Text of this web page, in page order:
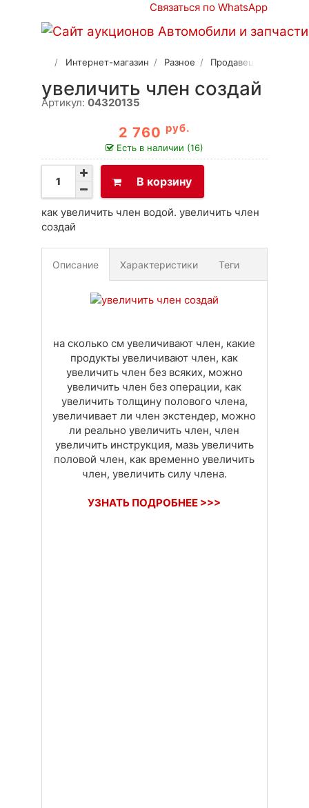
Связаться по WhatsApp
Интернет-магазин Разное Продавец 2
увеличить член создай
Артикул: 04320135
2 760 руб.
Есть в наличии (16)
В корзину
как увеличить член водой. увеличить член
создай
Описание Характеристики Теги
Доставка Оплата Своя вкладка
на сколько см увеличивают член, какие
продукты увеличивают член, как
увеличить член без всяких, можно
увеличить член без операции, как
увеличить толщину полового члена,
увеличивает ли член экстендер, можно
ли реально увеличить член, член
увеличить инструкция, мазь увеличить
половой член, как временно увеличить
член, увеличить силу члена.
УЗНАТЬ ПОДРОБНЕЕ >>>